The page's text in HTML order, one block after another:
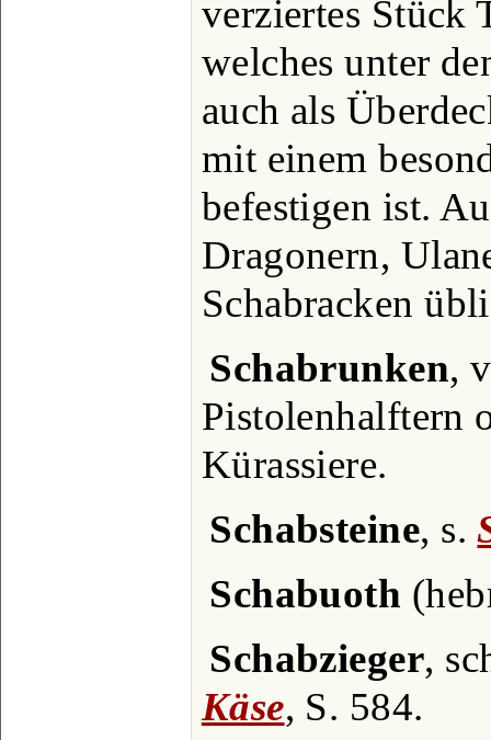
verziertes Stück
welches unter
auch als
mit einem
befestigen ist.
Dragonern,
Schabracken
Schabrunken,
Pistolenhalftern
Kürassiere.
Schabsteine, s.
Schabuoth
Schabzieger,
Käse, S. 584.